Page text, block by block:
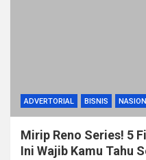
ADVERTORIAL BISNIS
Mirip Reno Series! 5
Ini Wajib Kamu Tahu